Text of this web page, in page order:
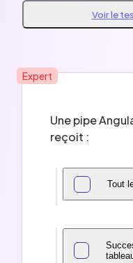
Voir le
Expert
Une pipe
reçoit :
Tout